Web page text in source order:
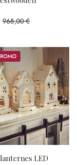
968,00 €
(42.05%spared)
LED